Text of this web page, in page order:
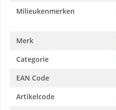
Milieukenmerken
Merk
Categorie
EAN Code
Artikelcode